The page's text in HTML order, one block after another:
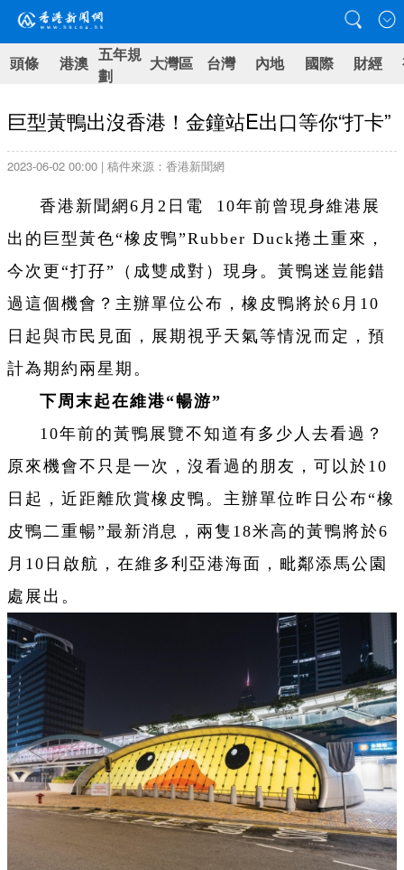
頭條 港澳 五年規
劃
大灣區 台灣 內地 國際 財經
巨型黃鴨出沒香港！金鐘站E出口等你“打卡”
2023-06-02 00:00 | 稿件來源：香港新聞網
香港新聞網6月2日電 10年前曾現身維港展
出的巨型黃色“橡皮鴨”Rubber Duck捲土重來，
今次更“打孖”（成雙成對）現身。黃鴨迷豈能錯
過這個機會？主辦單位公布，橡皮鴨將於6月10
日起與市民見面，展期視乎天氣等情況而定，預
計為期約兩星期。
下周末起在維港“暢游”
10年前的黃鴨展覽不知道有多少人去看過？
原來機會不只是一次，沒看過的朋友，可以於10
日起，近距離欣賞橡皮鴨。主辦單位昨日公布“橡
皮鴨二重暢”最新消息，兩隻18米高的黃鴨將於6
月10日啟航，在維多利亞港海面，毗鄰添馬公園
處展出。